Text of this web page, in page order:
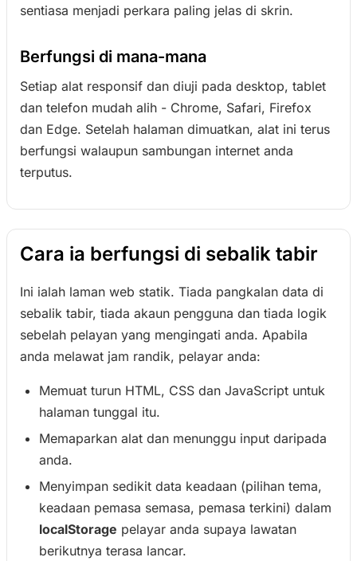
sentiasa menjadi perkara paling jelas di skrin.
Berfungsi di mana-mana
Setiap alat responsif dan diuji pada desktop, tablet
dan telefon mudah alih - Chrome, Safari, Firefox
dan Edge. Setelah halaman dimuatkan, alat ini terus
berfungsi walaupun sambungan internet anda
terputus.
Cara ia berfungsi di sebalik tabir
Ini ialah laman web statik. Tiada pangkalan data di
sebalik tabir, tiada akaun pengguna dan tiada logik
sebelah pelayan yang mengingati anda. Apabila
anda melawat jam randik, pelayar anda:
Memuat turun HTML, CSS dan JavaScript untuk
halaman tunggal itu.
Memaparkan alat dan menunggu input daripada
anda.
Menyimpan sedikit data keadaan (pilihan tema,
keadaan pemasa semasa, pemasa terkini) dalam
localStorage pelayar anda supaya lawatan
berikutnya terasa lancar.